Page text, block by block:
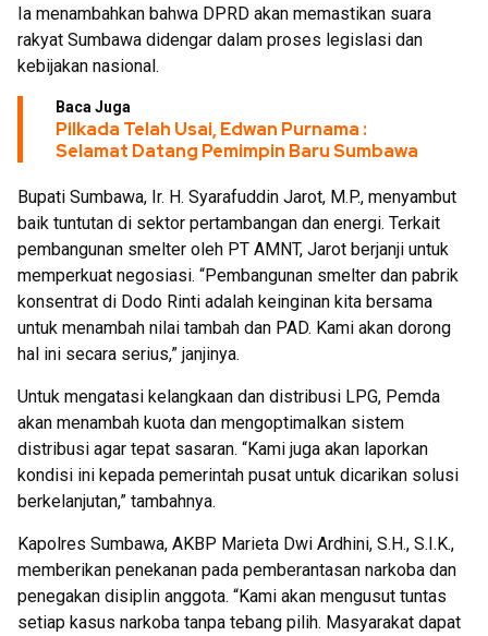
Ia menambahkan bahwa DPRD akan memastikan suara
rakyat Sumbawa didengar dalam proses legislasi dan
kebijakan nasional.
Baca Juga
Pilkada Telah Usai, Edwan Purnama :
Selamat Datang Pemimpin Baru Sumbawa
Bupati Sumbawa, Ir. H. Syarafuddin Jarot, M.P., menyambut
baik tuntutan di sektor pertambangan dan energi. Terkait
pembangunan smelter oleh PT AMNT, Jarot berjanji untuk
memperkuat negosiasi. “Pembangunan smelter dan pabrik
konsentrat di Dodo Rinti adalah keinginan kita bersama
untuk menambah nilai tambah dan PAD. Kami akan dorong
hal ini secara serius,” janjinya.
Untuk mengatasi kelangkaan dan distribusi LPG, Pemda
akan menambah kuota dan mengoptimalkan sistem
distribusi agar tepat sasaran. “Kami juga akan laporkan
kondisi ini kepada pemerintah pusat untuk dicarikan solusi
berkelanjutan,” tambahnya.
Kapolres Sumbawa, AKBP Marieta Dwi Ardhini, S.H., S.I.K.,
memberikan penekanan pada pemberantasan narkoba dan
penegakan disiplin anggota. “Kami akan mengusut tuntas
setiap kasus narkoba tanpa tebang pilih. Masyarakat dapat